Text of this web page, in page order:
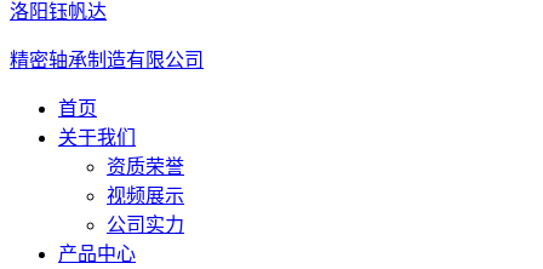
洛阳钰帆达
精密轴承制造有限公司
首页
关于我们
资质荣誉
视频展示
公司实力
产品中心